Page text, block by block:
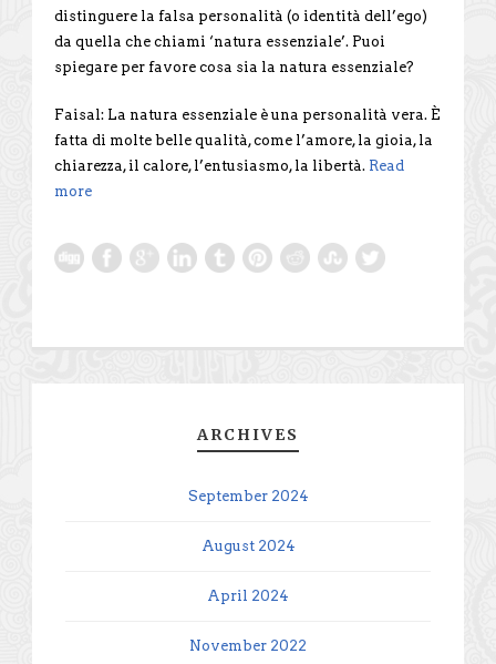
distinguere la falsa personalità (o identità dell’ego)
da quella che chiami ‘natura essenziale’. Puoi
spiegare per favore cosa sia la natura essenziale?
Faisal: La natura essenziale è una personalità vera. È
fatta di molte belle qualità, come l’amore, la gioia, la
chiarezza, il calore, l’entusiasmo, la libertà. Read
more
ARCHIVES
September 2024
August 2024
April 2024
November 2022